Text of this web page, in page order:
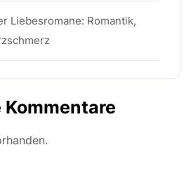
Liebesromane: Romantik,
Kommentare